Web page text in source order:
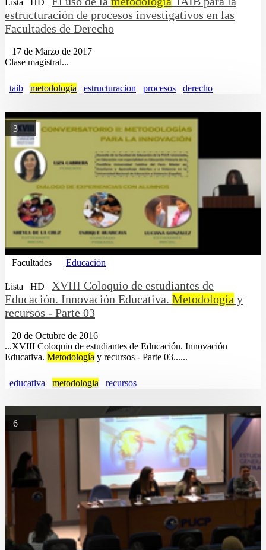
estructuración de procesos investigativos en las
Facultades de Derecho
17 de Marzo de 2017
Clase magistral...
taib metodologia estructuracion procesos derecho
3
Facultades Educación
Lista HD
XVIII Coloquio de estudiantes de
Educación. Innovación Educativa. Metodología y
recursos - Parte 03
20 de Octubre de 2016
...XVIII Coloquio de estudiantes de Educación. Innovación
Educativa. Metodología y recursos - Parte 03......
educativa metodologia recursos
6